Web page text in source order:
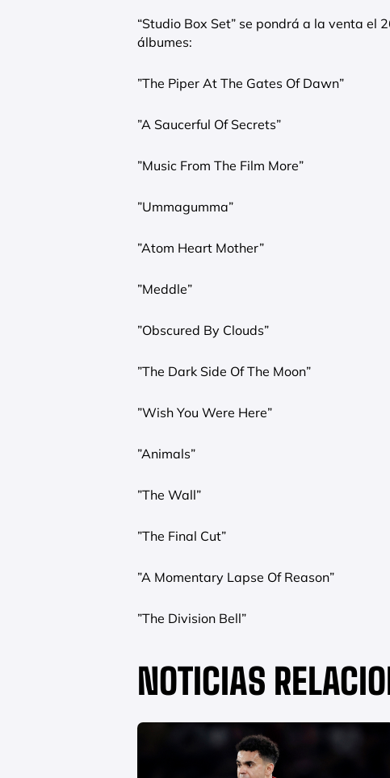
“Studio Box Set” se pondrá a la venta el
álbumes:
”The Piper At The Gates Of Dawn”
”A Saucerful Of Secrets”
”Music From The Film More”
”Ummagumma”
”Atom Heart Mother”
”Meddle”
”Obscured By Clouds”
”The Dark Side Of The Moon”
”Wish You Were Here”
”Animals”
”The Wall”
”The Final Cut”
”A Momentary Lapse Of Reason”
”The Division Bell”
NOTICIAS